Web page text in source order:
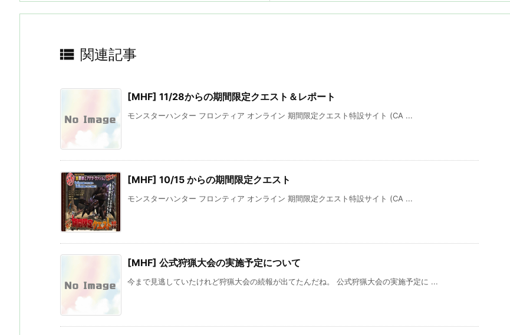
 関連記事
[MHF] 11/28からの期間限定クエスト＆レポート
モンスターハンター フロンティア オンライン 期間限定クエスト特設サイト (CA ...
[MHF] 10/15 からの期間限定クエスト
モンスターハンター フロンティア オンライン 期間限定クエスト特設サイト (CA ...
[MHF] 公式狩猟大会の実施予定について
今まで見逃していたけれど狩猟大会の続報が出てたんだね。 公式狩猟大会の実施予定に ...